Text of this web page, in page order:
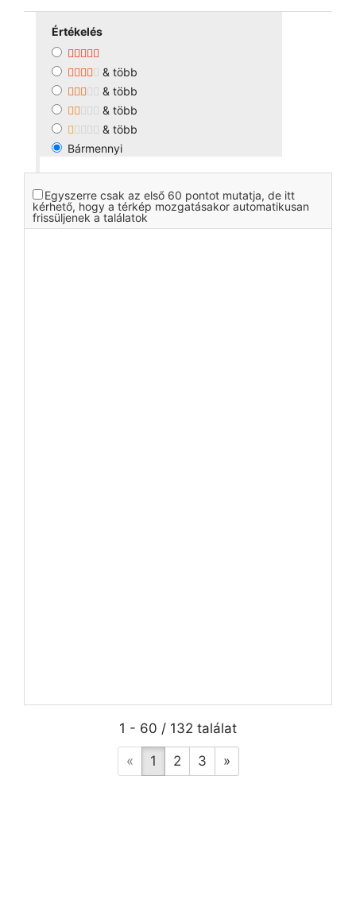
Értékelés
& több
& több
& több
& több
Bármennyi
Egyszerre csak az első 60 pontot mutatja, de itt
kérhető, hogy a térkép mozgatásakor automatikusan
frissüljenek a találatok
1 - 60 / 132 találat
« 1 2 3 »